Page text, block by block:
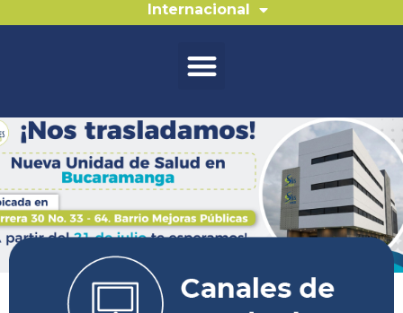
Internacional